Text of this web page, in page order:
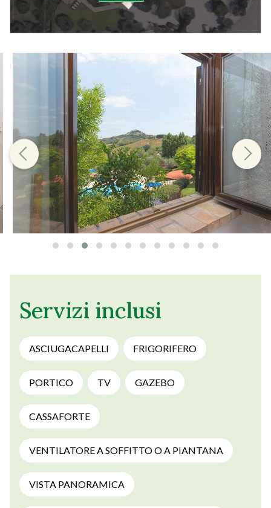
Servizi inclusi
ASCIUGACAPELLI FRIGORIFERO
PORTICO TV GAZEBO
CASSAFORTE
VENTILATORE A SOFFITTO O A PIANTANA
VISTA PANORAMICA